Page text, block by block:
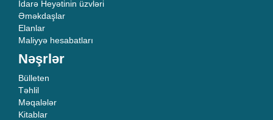
İdarə Heyətinin üzvləri
Əməkdaşlar
Elanlar
Maliyyə hesabatları
Nəşrlər
Bülleten
Təhlil
Məqalələr
Kitablar